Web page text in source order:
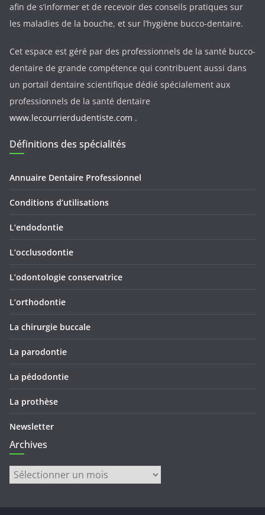
afin de s’informer et de recevoir des conseils pratiques sur
les maladies de la bouche, et sur l’hygiène bucco-dentaire.
Cet espace est géré par des professionnels de la santé bucco-
dentaire de grande compétence qui contribuent aussi dans
un portail dentaire scientifique dédié spécialement aux
professionnels de la santé dentaire
www.lecourrierdudentiste.com .
Définitions des spécialités
Annuaire Dentaire Professionnel
Conditions d’utilisations
L’endodontie
L’occlusodontie
L’odontologie conservatrice
L’orthodontie
La chirurgie buccale
La parodontie
La pédodontie
La prothèse
Newsletter
Archives
Archives